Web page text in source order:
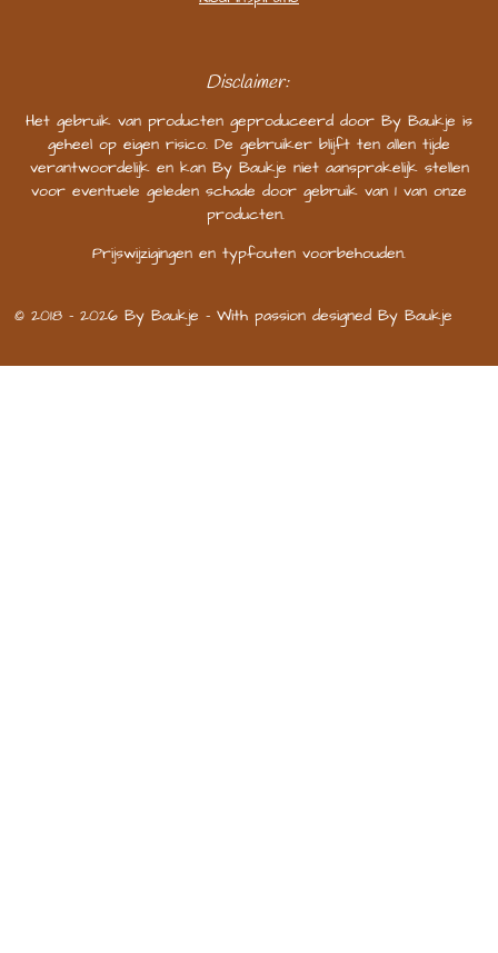
Disclaimer:
Het gebruik van producten geproduceerd door By Baukje is
geheel op eigen risico. De gebruiker blijft ten allen tijde
verantwoordelijk en kan By Baukje niet aansprakelijk stellen
voor eventuele geleden schade door gebruik van 1 van onze
producten.
Prijswijzigingen en typfouten voorbehouden.
© 2018 - 2026 By Baukje - With passion designed By Baukje